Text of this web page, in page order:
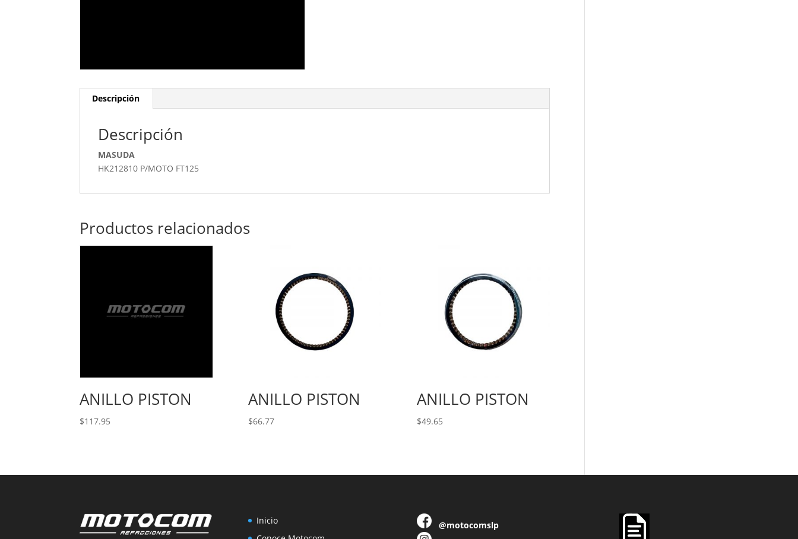
Descripción
Descripción
MASUDA
HK212810 P/MOTO FT125
Productos relacionados
ANILLO PISTON
$117.95
ANILLO PISTON
$66.77
ANILLO PISTON
$49.65
Inicio
@motocomslp